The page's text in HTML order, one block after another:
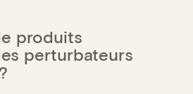
produits
perturbateurs